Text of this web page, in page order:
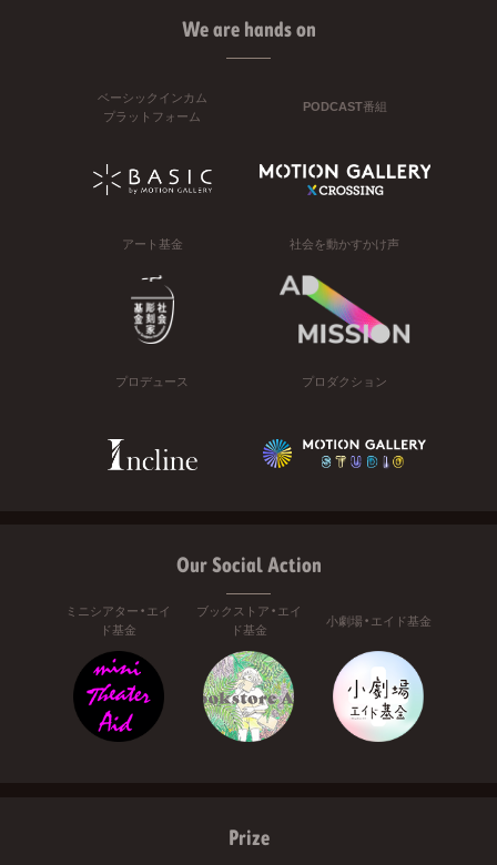
We are hands on
ベーシックインカム
プラットフォーム
PODCAST番組
アート基金 社会を動かすかけ声
プロデュース プロダクション
Our Social Action
ミニシアター・エイ
ド基金
ブックストア・エイ
ド基金
小劇場・エイド基金
Prize